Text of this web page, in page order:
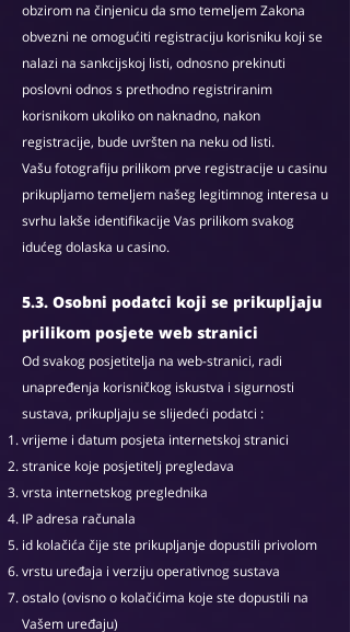
obzirom na činjenicu da smo temeljem Zakona
obvezni ne omogućiti registraciju korisniku koji se
nalazi na sankcijskoj listi, odnosno prekinuti
poslovni odnos s prethodno registriranim
korisnikom ukoliko on naknadno, nakon
registracije, bude uvršten na neku od listi.
Vašu fotografiju prilikom prve registracije u casinu
prikupljamo temeljem našeg legitimnog interesa u
svrhu lakše identifikacije Vas prilikom svakog
idućeg dolaska u casino.
5.3. Osobni podatci koji se prikupljaju
prilikom posjete web stranici
Od svakog posjetitelja na web-stranici, radi
unapređenja korisničkog iskustva i sigurnosti
sustava, prikupljaju se slijedeći podatci :
vrijeme i datum posjeta internetskoj stranici
stranice koje posjetitelj pregledava
vrsta internetskog preglednika
IP adresa računala
id kolačića čije ste prikupljanje dopustili privolom
vrstu uređaja i verziju operativnog sustava
ostalo (ovisno o kolačićima koje ste dopustili na
Vašem uređaju)